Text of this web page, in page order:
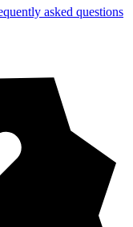
asked questions